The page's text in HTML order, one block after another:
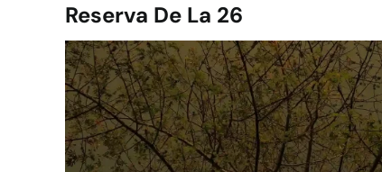
Reserva De La 26